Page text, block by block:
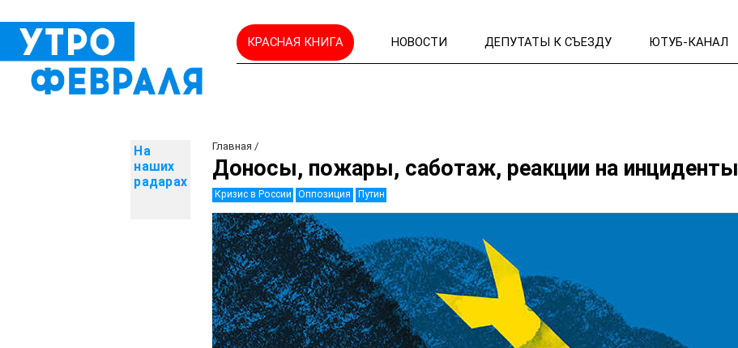
КРАСНАЯ КНИГА НОВОСТИ ДЕПУТАТЫ К СЪЕЗДУ ЮТУБ-КАНАЛ
На
наших
радарах
Главная /
Доносы, пожары, саботаж, реакции на инциденты
Кризис в России Оппозиция Путин